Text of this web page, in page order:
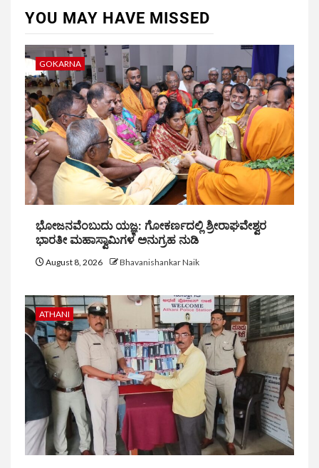
YOU MAY HAVE MISSED
GOKARNA
ಭೋಜನವೆಂಬುದು ಯಜ್ಞ: ಗೋಕರ್ಣದಲ್ಲಿ ಶ್ರೀರಾಘವೇಶ್ವರ
ಭಾರತೀ ಮಹಾಸ್ವಾಮಿಗಳ ಅನುಗ್ರಹ ನುಡಿ
August 8, 2026 Bhavanishankar Naik
ATHANI